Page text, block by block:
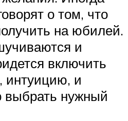
о том, что
на юбилей.
и
включить
интуицию, и
выбрать нужный